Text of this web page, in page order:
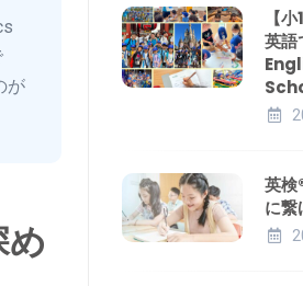
が
【
英語
英検
に繋